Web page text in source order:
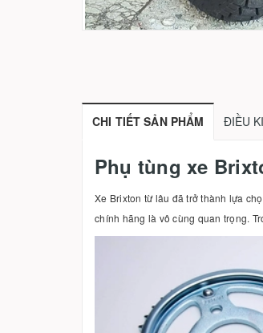
CHI TIẾT SẢN PHẨM ĐIỀU
Phụ tùng xe
Xe Brixton từ lâu đã trở thành lựa
chính hãng là vô cùng quan trọng.